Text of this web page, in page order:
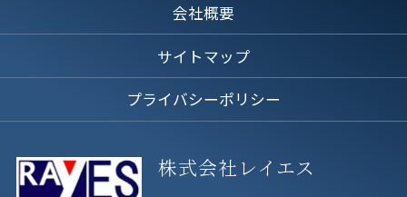
会社概要
サイトマップ
プライバシーポリシー
株式会社レイエス